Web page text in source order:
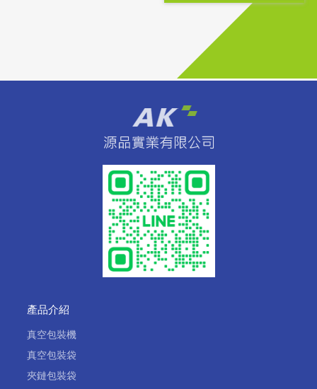
產品介紹
真空包裝機
真空包裝袋
夾鏈包裝袋